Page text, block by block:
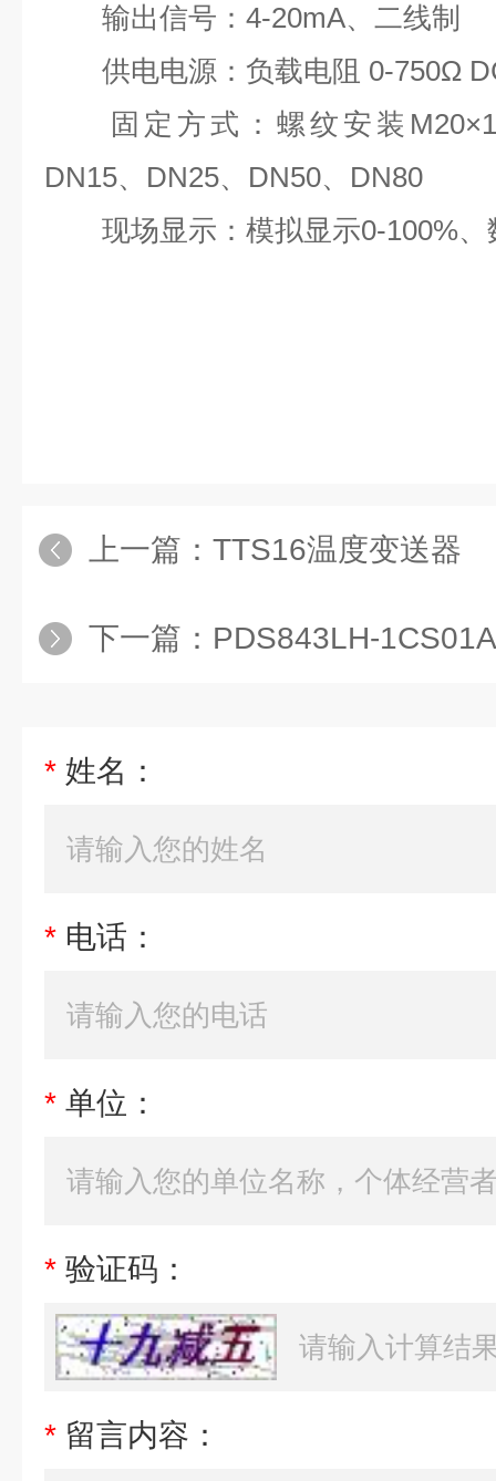
输出信号：4-20mA、二线制
供电电源：负载电阻 0-750Ω
固定方式：螺纹安装
DN15、DN25、DN50、DN80
现场显示：模拟显示0-100%、
上一篇： TTS16温度变送器
下一篇： PDS843LH-1CS01A-A1DA-
* 姓名：
* 电话：
* 单位：
* 验证码：
* 留言内容：